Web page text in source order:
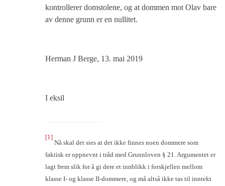
kontrollerer domstolene, og at dommen mot Olav bare
av denne grunn er en nullitet.
Herman J Berge, 13. mai 2019
I eksil
[1]
Nå skal det sies at det ikke finnes noen dommere som
faktisk er oppnevnt i tråd med Grunnloven § 21. Argumentet er
lagt frem slik for å gi dere et innblikk i forskjellen mellom
klasse I- og klasse II-dommere, og må altså ikke tas til inntekt